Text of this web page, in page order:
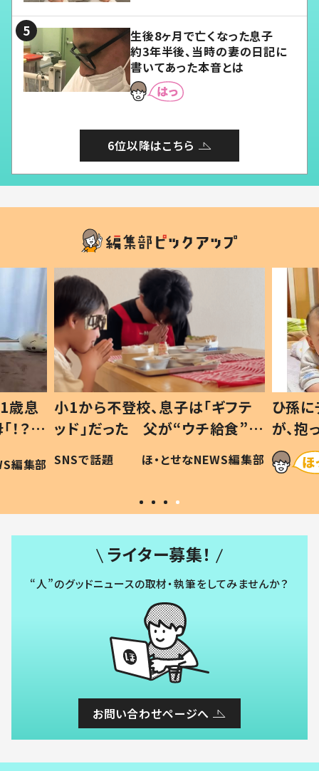
生後8ヶ月で亡くなった息子
約3年半後、当時の妻の日記に
書いてあった本音とは
6位以降はこちら
歳息
？」
編集部
小1から不登校、息子は「ギフテ
ッド」だった 父が“ウチ給食”を
作り続ける理由とは #令和の親
#令和の子
SNSで話題 ほ・とせなNEWS編集部
ひ孫
が、
「涙が
い」
ライター募集！
“人”のグッドニュースの取材・執筆をしてみませんか？
お問い合わせページへ